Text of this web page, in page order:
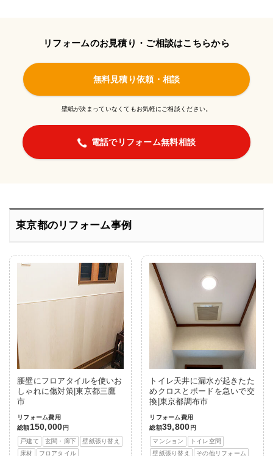
リフォームのお見積り・ご相談はこちらから
無料見積り依頼・相談
壁紙が決まっていなくてもお気軽にご相談ください。
電話でリフォーム無料相談
東京都のリフォーム事例
腰壁にフロアタイルを使いお
しゃれに傷対策|東京都三鷹
市
リフォーム費用
総額150,000 円
戸建て
玄関・廊下
壁紙張り替え
床材
フロアタイル
トイレ天井に漏水が起きたた
めクロスとボードを急いで交
換|東京都調布市
リフォーム費用
総額39,800 円
マンション
トイレ空間
壁紙張り替え
その他リフォーム